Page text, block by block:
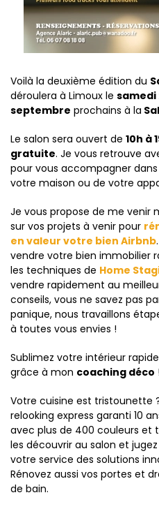
Voilà la deuxième édition du
déroulera à Limoux le samedi
septembre prochains à la
Le salon sera ouvert de 10h à
gratuite. Je vous retrouve
pour vous accompagner
votre maison ou de votre
Je vous propose de me venir
sur vos projets à venir pour
en valeur votre bien Airbnb
vendre votre bien immobilier
les techniques de Home
vendre rapidement au
conseils, vous ne savez pas
panique, nous travaillons
à toutes vous envies !
Sublimez votre intérieur
grâce à mon coaching déco !
Votre cuisine est tristounette
relooking express garanti 10
avec plus de 400 couleurs et
les découvrir au salon et
votre service des solutions
Rénovez aussi vos portes et
de bain.